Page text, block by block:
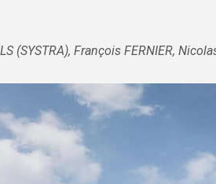
(SYSTRA), François FERNIER,